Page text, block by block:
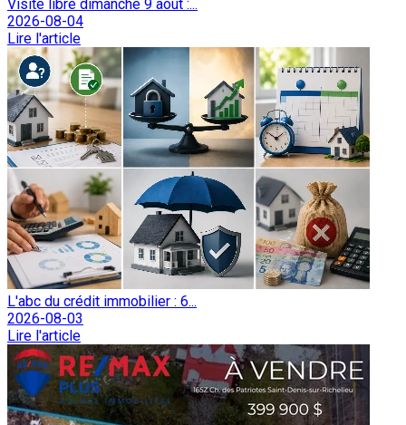
Visite libre dimanche 9 août :...
2026-08-04
Lire l'article
L'abc du crédit immobilier : 6...
2026-08-03
Lire l'article